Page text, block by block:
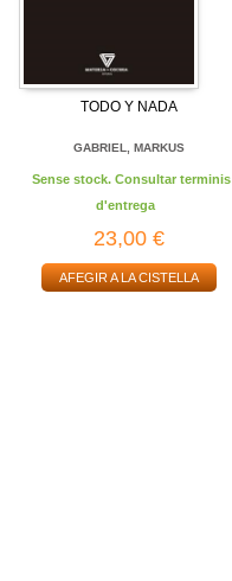
TODO Y NADA
GABRIEL, MARKUS
Sense stock. Consultar terminis
d'entrega
23,00 €
AFEGIR A LA CISTELLA